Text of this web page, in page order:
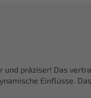
und präziser! Das
Einflüsse.